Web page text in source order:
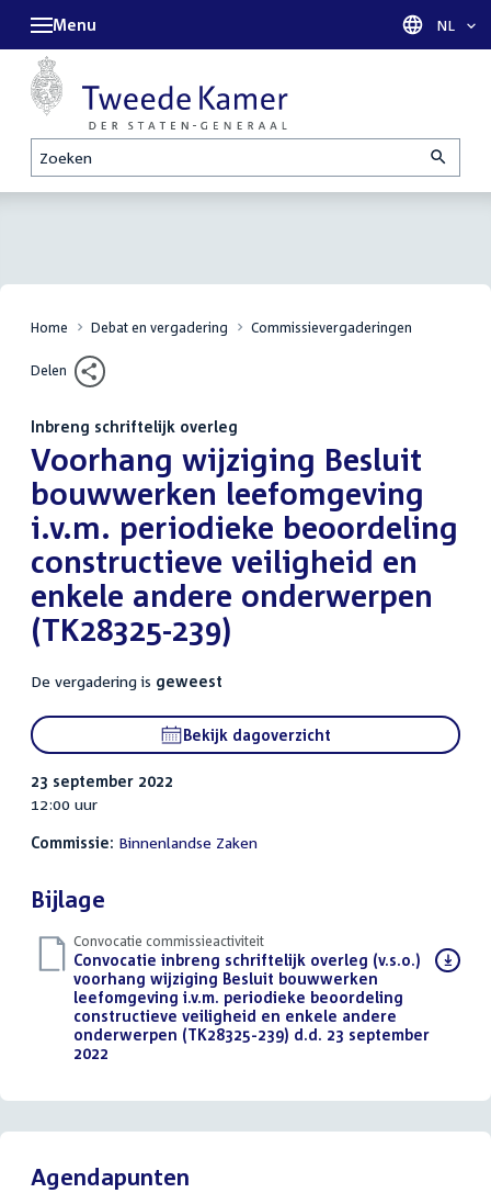
Zoeken
Menu Taal
NL
Home Debat en vergadering Commissievergaderingen
Delen
Inbreng schriftelijk overleg
:Voorhang wijziging Besluit
bouwwerken leefomgeving
i.v.m. periodieke beoordeling
constructieve veiligheid en
enkele andere onderwerpen
(TK28325-239)
De vergadering is geweest
Bekijk dagoverzicht
23 september 2022
12:00 uur
Commissie: Binnenlandse Zaken
Bijlage
Convocatie commissieactiviteit
Download
bestand:
Convocatie inbreng schriftelijk overleg (v.s.o.)
voorhang wijziging Besluit bouwwerken
leefomgeving i.v.m. periodieke beoordeling
constructieve veiligheid en enkele andere
onderwerpen (TK28325-239) d.d. 23 september
2022
Agendapunten